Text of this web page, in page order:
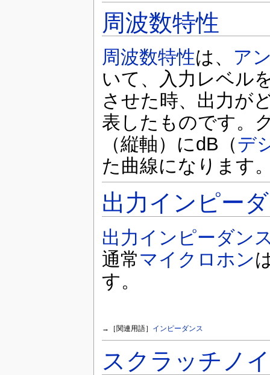
周波数特性
周波数特性は、 ア
いて、入力レベル
させた時、出力が
表したものです。
（縦軸）にdB（デ
た曲線になります
出力インピー
出力インピーダン
通常マイクロホン
す。
→［関連用語］ インピーダンス
スクラッチノ